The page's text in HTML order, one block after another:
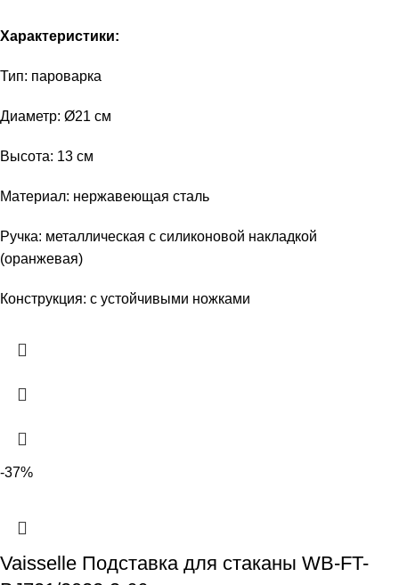
Характеристики:
Тип: пароварка
Диаметр: Ø21 см
Высота: 13 см
Материал: нержавеющая сталь
Ручка: металлическая с силиконовой накладкой
(оранжевая)
Конструкция: с устойчивыми ножками
-37%
Vaisselle Подставка для cтаканы WB-FT-